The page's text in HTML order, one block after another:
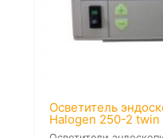
Осветитель
Halogen 250-2 twin